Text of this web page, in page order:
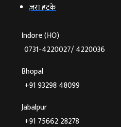
ज़रा हटके
Indore (HO)
0731-4220027/ 4220036
Bhopal
+91 93298 48099
Jabalpur
+91 75662 28278